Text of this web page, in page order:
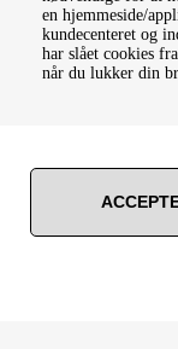
en hjemmeside/
kundecenteret og
har slået cookies
når du lukker din
SEALEY
TOMMER (2,5 TIL
Varenummer: